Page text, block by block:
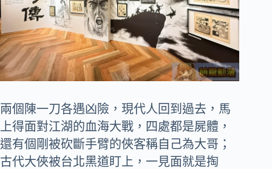
兩個陳一刀各遇凶險，現代人回到過去，馬
上得面對江湖的血海大戰，四處都是屍體，
還有個剛被砍斷手臂的俠客稱自己為大哥；
古代大俠被台北黑道盯上，一見面就是掏